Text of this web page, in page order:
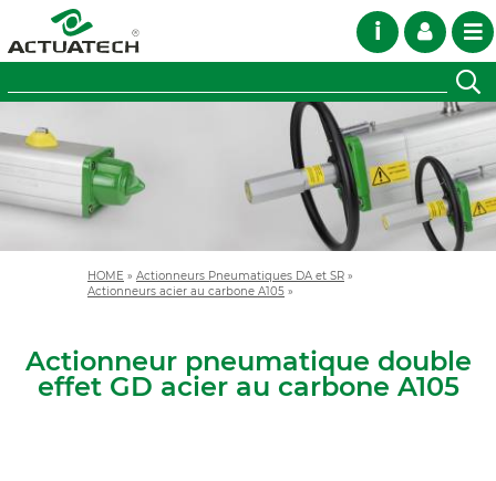
i
HOME » Actionneurs Pneumatiques DA et SR »
Actionneurs acier au carbone A105 »
Actionneur pneumatique double
effet GD acier au carbone A105